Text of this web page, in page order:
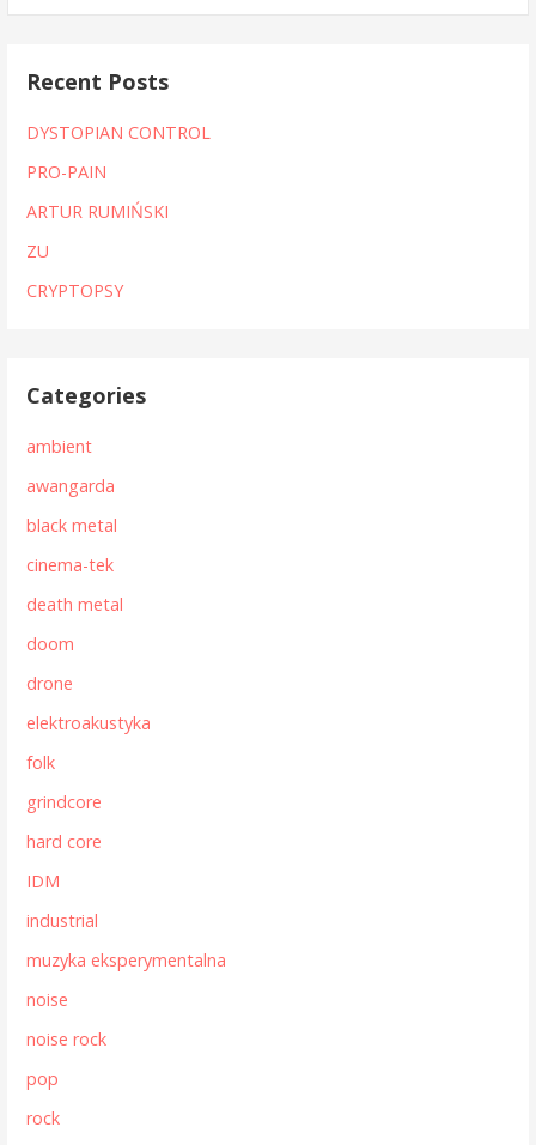
Recent Posts
DYSTOPIAN CONTROL
PRO-PAIN
ARTUR RUMIŃSKI
ZU
CRYPTOPSY
Categories
ambient
awangarda
black metal
cinema-tek
death metal
doom
drone
elektroakustyka
folk
grindcore
hard core
IDM
industrial
muzyka eksperymentalna
noise
noise rock
pop
rock